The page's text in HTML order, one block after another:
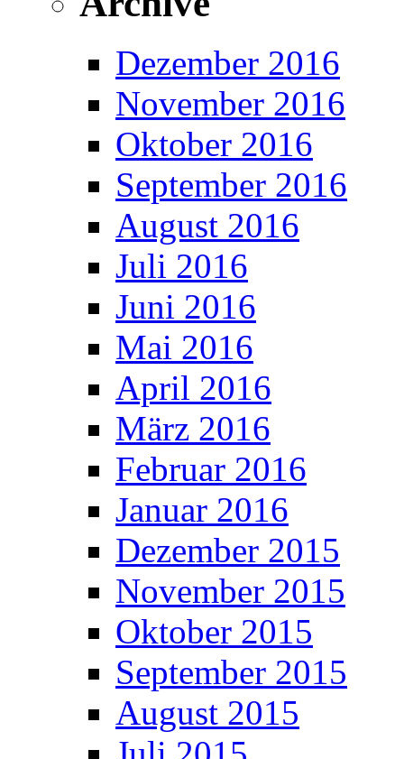
Dezember 2016
November 2016
Oktober 2016
September 2016
August 2016
Juli 2016
Juni 2016
Mai 2016
April 2016
März 2016
Februar 2016
Januar 2016
Dezember 2015
November 2015
Oktober 2015
September 2015
August 2015